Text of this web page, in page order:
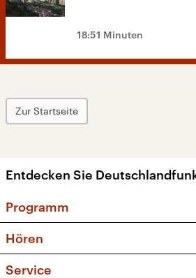
18:51 Minuten
Zur Startseite
Entdecken Sie
Programm
Sendungen und Podcasts
Hören
Service